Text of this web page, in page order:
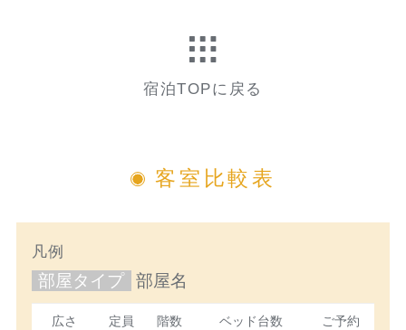
宿泊TOPに戻る
客室比較表
凡例
部屋タイプ 部屋名
広さ 定員 階数 ベッド台数 ご予約